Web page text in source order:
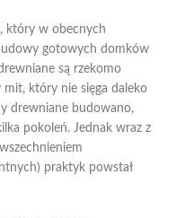
który w obecnych
gotowych domków
są rzekomo
mit, który nie sięga daleko
drewniane budowano,
pokoleń. Jednak wraz z
praktyk powstał